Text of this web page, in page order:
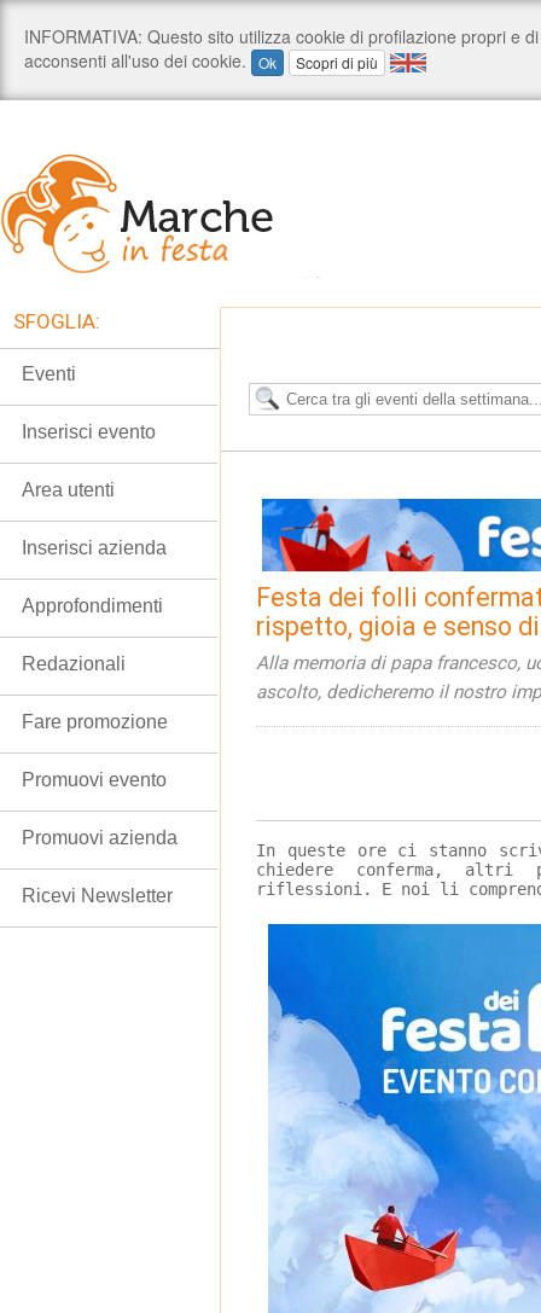
Festa dei folli
rispetto, gioia e senso
Alla memoria di papa francesco,
ascolto, dedicheremo il nostro
In queste ore ci stanno
chiedere conferma, altri
riflessioni. E noi li
SFOGLIA:
Eventi
Inserisci evento
Area utenti
Inserisci azienda
Approfondimenti
Redazionali
Fare promozione
Promuovi evento
Promuovi azienda
Ricevi Newsletter